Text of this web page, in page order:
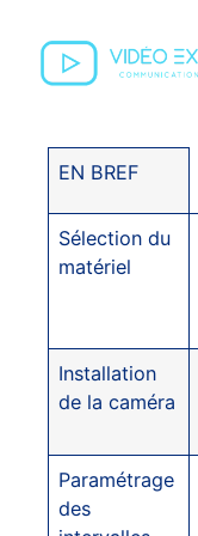
EN BREF
Sélection du
matériel
Installation
de la caméra
Paramétrage
des